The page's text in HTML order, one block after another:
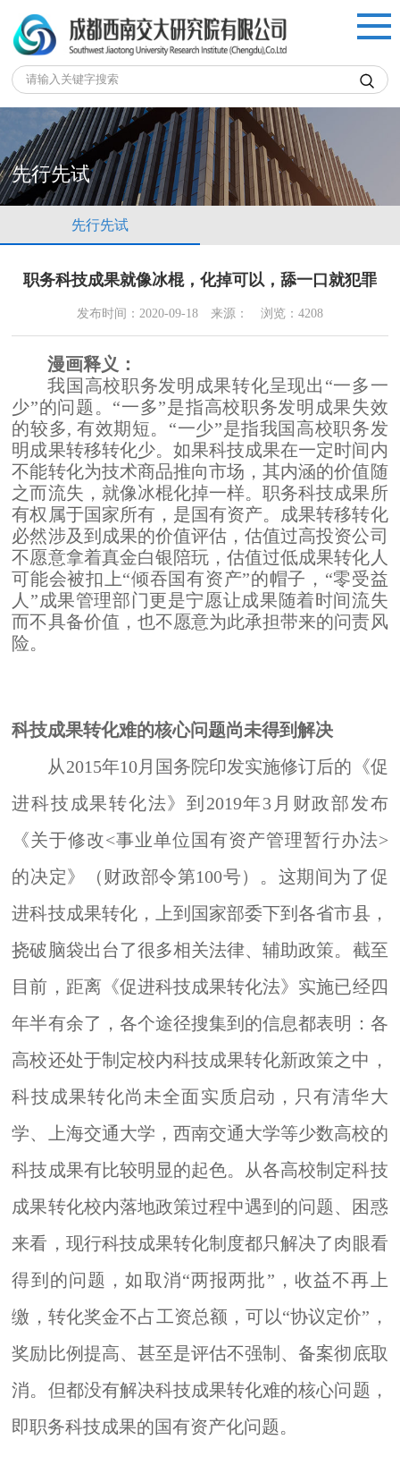

先行先试
先行先试
职务科技成果就像冰棍，化掉可以，舔一口就犯罪
发布时间：2020-09-18 来源： 浏览：4208
漫画释义：
我国高校职务发明成果转化呈现出 “一多一
少”的问题。“一多”是指高校职务发明成果失效
的较多, 有效期短。“一少”是指我国高校职务发
明成果转移转化少。如果科技成果在一定时间内
不能转化为技术商品推向市场，其内涵的价值随
之而流失，就像冰棍化掉一样。职务科技成果所
有权属于国家所有，是国有资产。成果转移转化
必然涉及到成果的价值评估，估值过高投资公司
不愿意拿着真金白银陪玩，估值过低成果转化人
可能会被扣上“倾吞国有资产”的帽子，“零受益
人”成果管理部门更是宁愿让成果随着时间流失
而不具备价值，也不愿意为此承担带来的问责风
险。
科技成果转化难的核心问题尚未得到解决
从 2015年10月国务院印发实施修订后的《促
进科技成果转化法》 到 2019年3月 财政部发布
《关于修改<事业单位国有资产管理暂行办法>
的决定》（财政部令第100号） 。 这期间为了促
进科技成果转化，
上到国家部委下到各省市县，
挠破脑袋出台了很多相关法律、辅助政策。 截至
目前，距离 《促进科技成果转化法》 实施已经四
年半有余了， 各个途径搜集到的信息都表明 ： 各
高校还处于制定校内科技成果转化新政策之中，
科技成果转化尚未全面实质启动，只有清华大
学、上海交通大学，西南交通大学等少数高校的
科技成果有比较明显的起色。从各高校制定科技
成果转化校内落地政策过程中遇到的问题、困惑
来看，现行科技成果转化制度都只解决了肉眼看
得到的问题，如取消“两报两批”，收益不再上
缴，转化奖金不占工资总额，可以“协议定价”，
奖励比例提高、 甚至是评估不强制、备案彻底取
消。但都没有解决科技成果转化难的核心问题 ，
即职务科技成果的国有资产化问题。